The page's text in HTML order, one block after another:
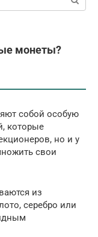
монеты?
собой особую
которые
но и у
свои
из
серебро или